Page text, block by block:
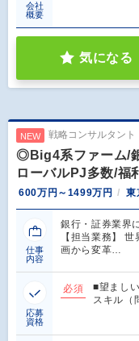
会社
概要
気になる
NEW 戦略コンサルタント
◎Big4系ファーム/
ローバルPJ多数/福
600万円～1499万円 東
仕事
内容
銀行・証券業界
【担当業務】
画から変革…
応募
資格
必須
■望まし
スキル（